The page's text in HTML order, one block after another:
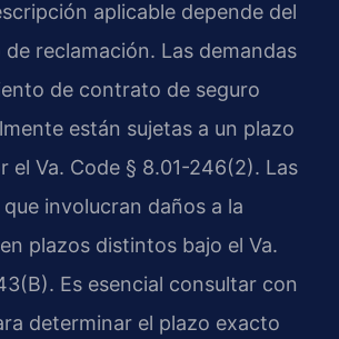
aplicable depende del
reclamación. Las demandas
de contrato de seguro
están sujetas a un plazo
el Va. Code § 8.01-246(2). Las
involucran daños a la
plazos distintos bajo el Va.
Es esencial consultar con
determinar el plazo exacto